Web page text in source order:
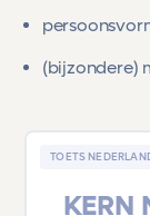
(bijzondere)
TOETS